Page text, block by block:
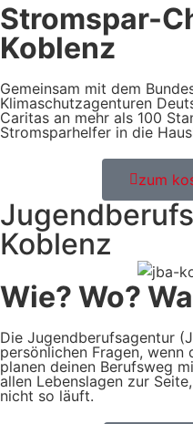
Stromspar-
Koblenz
Gemeinsam mit dem
Klimaschutzagenturen
Caritas an mehr als 100
Stromsparhelfer in die
zum
Koblenz
Wie? Wo?
Die Jugendberufsagentur
persönlichen Fragen, wenn
planen deinen Berufsweg
allen Lebenslagen zur
nicht so läuft.